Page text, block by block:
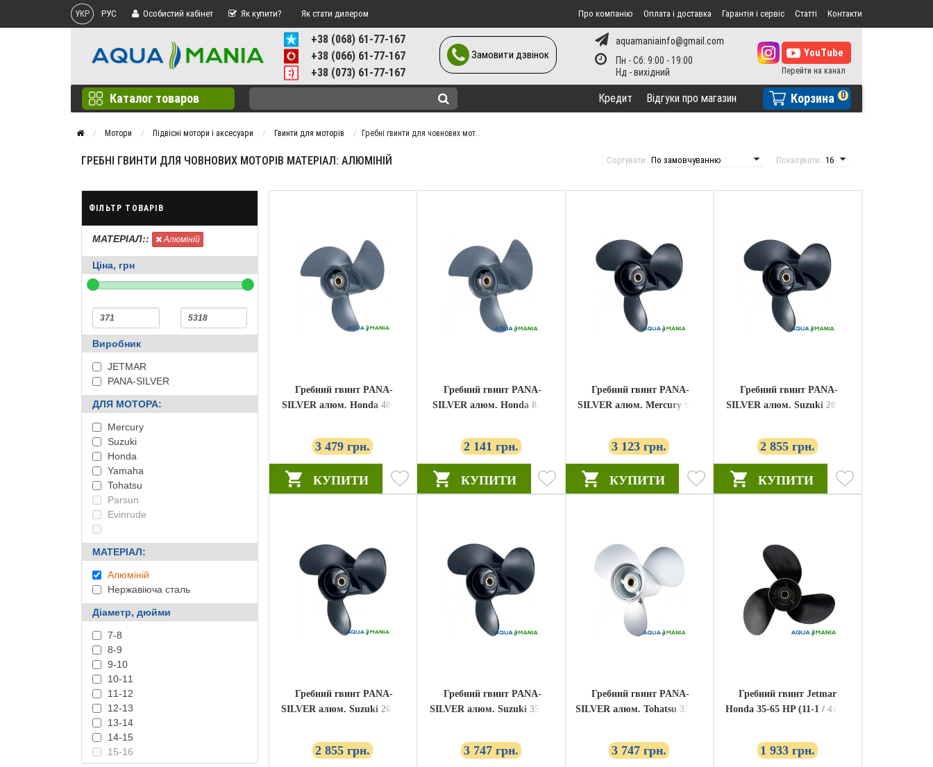
УКР РУС Особистий кабінет Як купити? Як стати дилером Про компанію Оплата і доставка Гарантія і сервіс Статті Контакти
+38 (068) 61-77-167
+38 (066) 61-77-167
+38 (073) 61-77-167
Замовити дзвінок
aquamaniainfo@gmail.com
Пн - Сб: 9:00 - 19:00
Корзина 0
Кредит Відгуки про магазин
Каталог товаров
Мотори Підвісні мотори і аксесуари Гвинти для моторів Гребні гвинти для човнових мот..
ГРЕБНІ ГВИНТИ ДЛЯ ЧОВНОВИХ МОТОРІВ МАТЕРІАЛ: АЛЮМІНІЙ Показувати:
Сортувати:
ФІЛЬТР ТОВАРІВ
МАТЕРІАЛ:: Алюміній
Ціна, грн
Виробник
JETMAR
PANA-SILVER
ДЛЯ МОТОРА:
Mercury
Suzuki
Honda
Yamaha
Tohatsu
Parsun
Evinrude
МАТЕРІАЛ:
Алюміній
Нержавіюча сталь
Діаметр, дюйми
7-8
8-9
9-10
10-11
11-12
12-13
13-14
14-15
15-16
Гребний гвинт PANA-
SILVER алюм. Honda 40-50
(58130-ZV5-870ZA)
3 479 грн.
КУПИТИ
Гребний гвинт PANA-
SILVER алюм. Honda 8-15
ZW9-V31ZA)
2 141 грн.
КУПИТИ
Гребний гвинт PANA-
SILVER алюм. Mercury 9.9-
19640A40)
3 123 грн.
КУПИТИ
Гребний гвинт PANA-
SILVER алюм. Suzuki 20-30
96420-019)
2 855 грн.
КУПИТИ
Гребний гвинт PANA-
SILVER алюм. Suzuki 20-30
96430-019)
2 855 грн.
Гребний гвинт PANA-
SILVER алюм. Suzuki 35-65
95393-019)
3 747 грн.
Гребний гвинт PANA-
SILVER алюм. Tohatsu 35-70
3 747 грн.
Гребний гвинт Jetmar
Honda 35-65 HP (11-1 / 4x13)
1 933 грн.